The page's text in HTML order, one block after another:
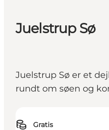
Juelstrup Sø
Juelstrup Sø er et
rundt om søen og
Gratis